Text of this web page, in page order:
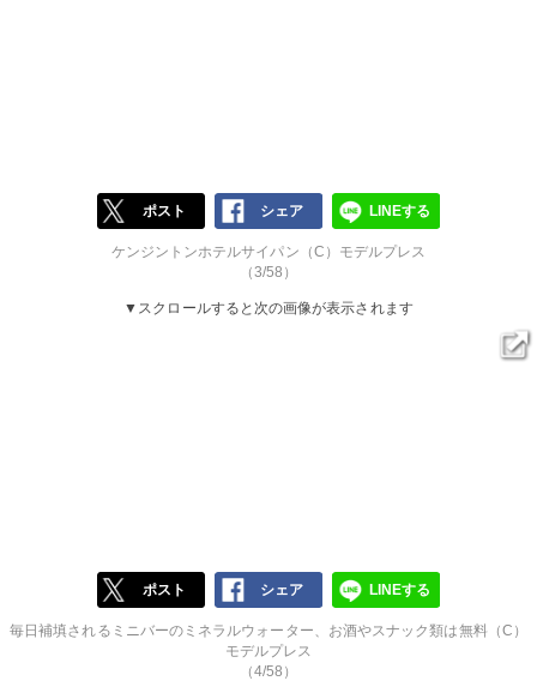
ポスト シェア LINEする
ケンジントンホテルサイパン（C）モデルプレス
（3/58）
▼スクロールすると次の画像が表示されます
ポスト シェア LINEする
毎日補填されるミニバーのミネラルウォーター、お酒やスナック類は無料（C）
モデルプレス
（4/58）